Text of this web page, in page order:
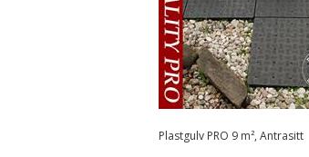
Plastgulv PRO 9 m², Antrasitt